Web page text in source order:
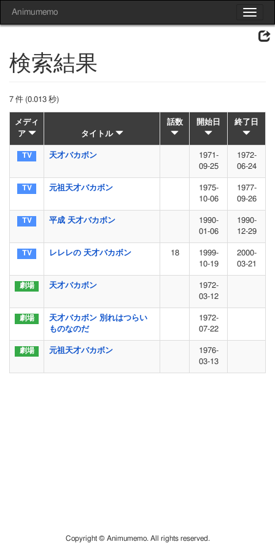
Toggle
Animumemo
検索結果
7 件 (0.013 秒)
メディ
ア
タイトル
話数 開始日 終了日
天才バカボン
1971-
09-25
1972-
06-24
元祖天才バカボン
1975-
10-06
1977-
09-26
平成 天才バカボン
1990-
01-06
1990-
12-29
レレレの 天才バカボン 18
1999-
10-19
2000-
03-21
天才バカボン
1972-
03-12
天才バカボン 別れはつらい
ものなのだ
1972-
07-22
元祖天才バカボン
1976-
03-13
Copyright © Animumemo. All rights reserved.